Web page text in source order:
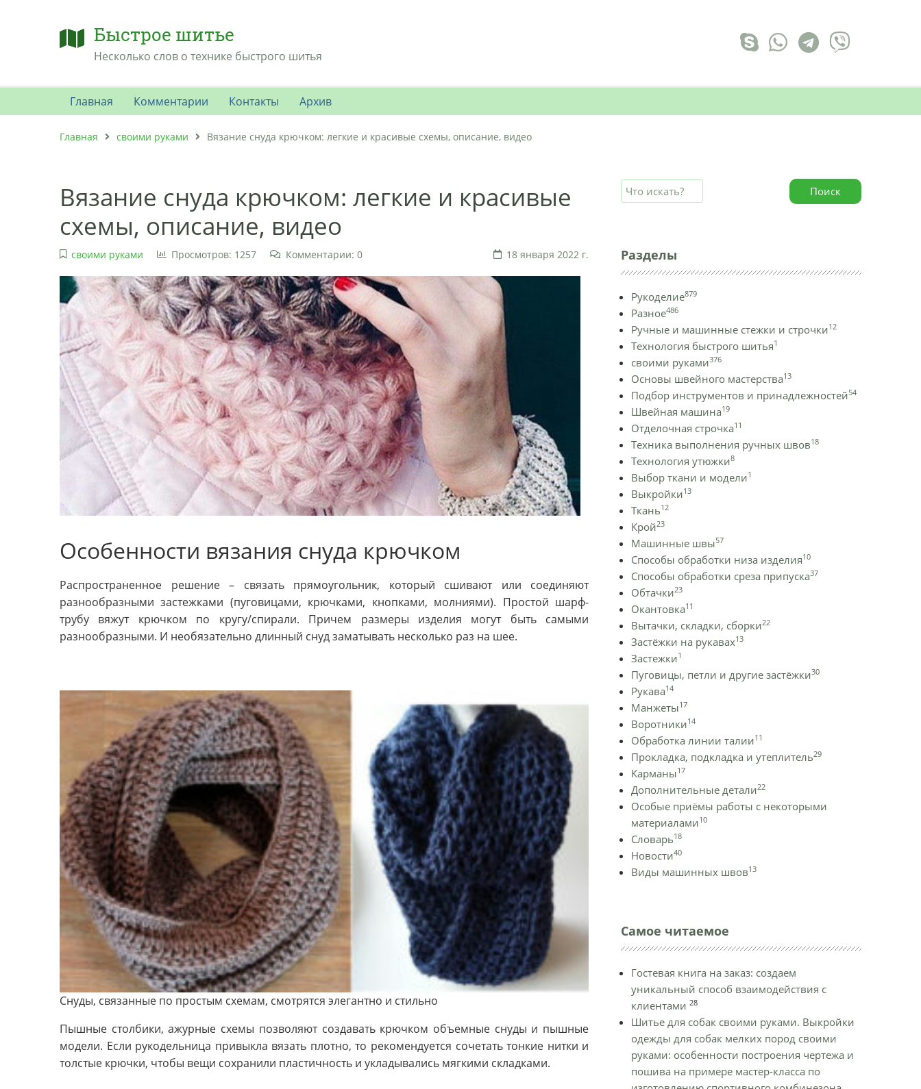
Быстрое шитье
Несколько слов о технике быстрого шитья
Главная Комментарии Контакты Архив
Главная своими руками Вязание снуда крючком: легкие и красивые схемы, описание, видео
Вязание снуда крючком: легкие и красивые
схемы, описание, видео
своими руками Просмотров: 1257 Комментарии: 0 18 января 2022 г.
Особенности вязания снуда крючком
Распространенное решение – связать прямоугольник, который сшивают или соединяют
разнообразными застежками (пуговицами, крючками, кнопками, молниями). Простой шарф-
трубу вяжут крючком по кругу/спирали. Причем размеры изделия могут быть самыми
разнообразными. И необязательно длинный снуд заматывать несколько раз на шее.
Снуды, связанные по простым схемам, смотрятся элегантно и стильно
Пышные столбики, ажурные схемы позволяют создавать крючком объемные снуды и пышные
модели. Если рукодельница привыкла вязать плотно, то рекомендуется сочетать тонкие нитки и
толстые крючки, чтобы вещи сохранили пластичность и укладывались мягкими складками.
Поиск
Разделы
Рукоделие879
Разное486
Ручные и машинные стежки и строчки12
Технология быстрого шитья1
своими руками376
Основы швейного мастерства13
Подбор инструментов и принадлежностей54
Швейная машина19
Отделочная строчка11
Техника выполнения ручных швов18
Технология утюжки8
Выбор ткани и модели1
Выкройки13
Ткань12
Крой23
Машинные швы57
Способы обработки низа изделия10
Способы обработки среза припуска37
Обтачки23
Окантовка11
Вытачки, складки, сборки22
Застёжки на рукавах13
Застежки1
Пуговицы, петли и другие застёжки30
Рукава14
Манжеты17
Воротники14
Обработка линии талии11
Прокладка, подкладка и утеплитель29
Карманы17
Дополнительные детали22
Особые приёмы работы с некоторыми
материалами10
Словарь18
Новости40
Виды машинных швов13
Самое читаемое
Гостевая книга на заказ: создаем
уникальный способ взаимодействия с
клиентами 28
Шитье для собак своими руками. Выкройки
одежды для собак мелких пород своими
руками: особенности построения чертежа и
пошива на примере мастер-класса по